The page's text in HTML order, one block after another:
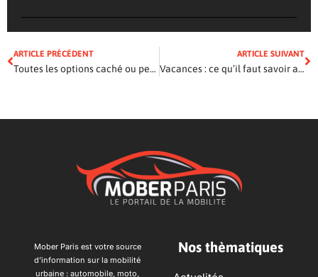
ARTICLE PRÉCÉDENT
Toutes les options caché ou peu connues des app gps
ARTICLE SUIVANT
Vacances : ce qu’il faut savoir avant de louer un véhicule
Mober Paris est votre source
d’information sur la mobilité
urbaine : automobile, moto,
Nos thèmatiques